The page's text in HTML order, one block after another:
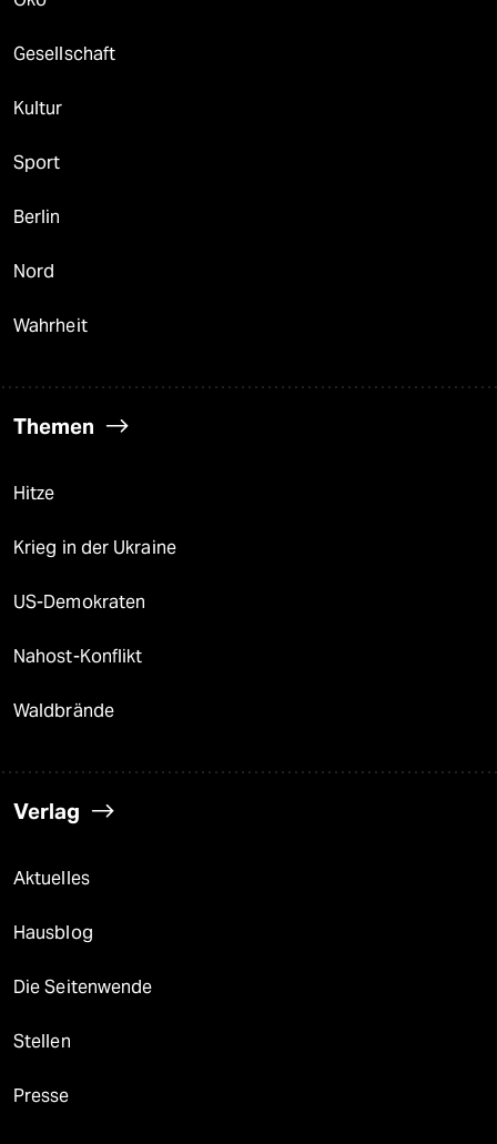
Gesellschaft
Kultur
Sport
Berlin
Nord
Wahrheit
Themen
Hitze
Krieg in der Ukraine
US-Demokraten
Nahost-Konflikt
Waldbrände
Verlag
Aktuelles
Hausblog
Die Seitenwende
Stellen
Presse